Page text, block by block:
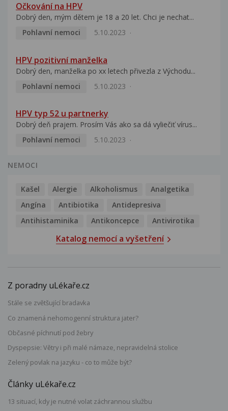
Očkování na HPV
Dobrý den, mým dětem je 18 a 20 let. Chci je nechat...
Pohlavní nemoci
5.10.2023
HPV pozitivní manželka
Dobrý den, manželka po xx letech přivezla z Východu...
Pohlavní nemoci
5.10.2023
HPV typ 52 u partnerky
Dobrý deň prajem. Prosím Vás ako sa dá vyliečiť vírus...
Pohlavní nemoci
5.10.2023
NEMOCI
Kašel Alergie Alkoholismus
Analgetika
Angína
Antibiotika
Antidepresiva
Antihistaminika
Antikoncepce Antivirotika
Katalog nemocí a vyšetření
Z poradny uLékaře.cz
Stále se zvětšující bradavka
Co znamená nehomogenní struktura jater?
Občasné píchnutí pod žebry
Dyspepsie: Větry i při malé námaze, nepravidelná stolice
Zelený povlak na jazyku - co to může být?
Články uLékaře.cz
13 situací, kdy je nutné volat záchrannou službu